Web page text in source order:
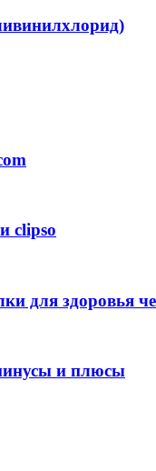
clipso
для здоровья
и плюсы